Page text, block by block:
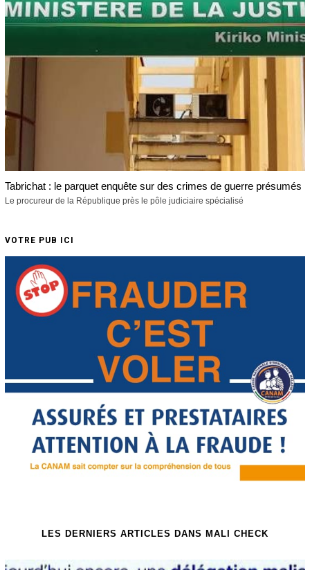
Tabrichat : le parquet enquête sur des crimes de guerre présumés
Le procureur de la République près le pôle judiciaire spécialisé
VOTRE PUB ICI
LES DERNIERS ARTICLES DANS MALI CHECK